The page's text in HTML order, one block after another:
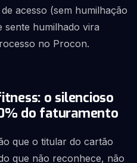
acesso (sem humilhação
sente humilhado vira
no Procon.
o silencioso
do faturamento
que o titular do cartão
que não reconhece, não